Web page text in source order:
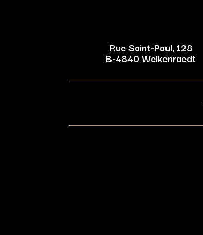
Rue Saint-Paul, 128
B-4840 Welkenraedt